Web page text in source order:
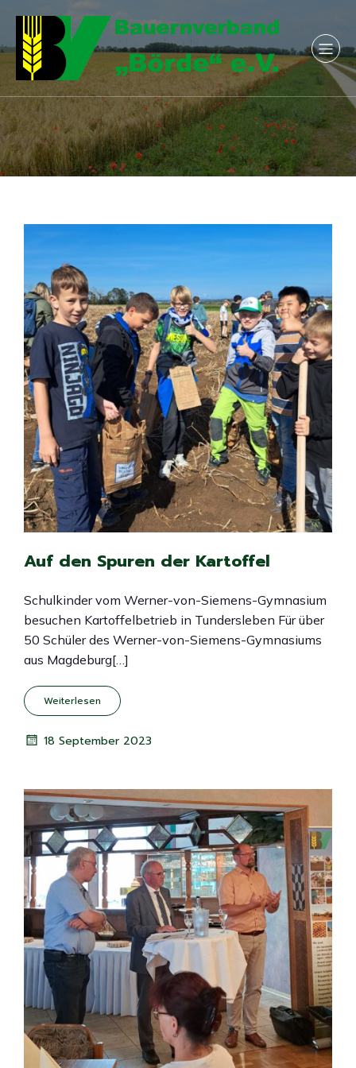
Auf den Spuren der Kartoffel
Schulkinder vom Werner-von-Siemens-Gymnasium
besuchen Kartoffelbetrieb in Tundersleben Für über
50 Schüler des Werner-von-Siemens-Gymnasiums
aus Magdeburg[…]
Weiterlesen
18 September 2023